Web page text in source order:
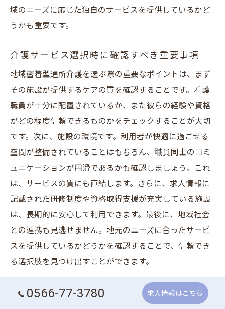
域のニーズに応じた独自のサービスを提供しているかど
うかも重要です。
介護サービス選択時に確認すべき重要事項
地域密着型通所介護を選ぶ際の重要なポイントは、まず
その施設が提供するケアの質を確認することです。看護
職員が十分に配置されているか、また彼らの経験や資格
がどの程度信頼できるものかをチェックすることが大切
です。次に、施設の環境です。利用者が快適に過ごせる
空間が整備されていることはもちろん、職員同士のコミ
ュニケーションが円滑であるかも確認しましょう。これ
は、サービスの質にも直結します。さらに、求人情報に
記載された研修制度や資格取得支援が充実している施設
は、長期的に安心して利用できます。最後に、地域社会
との連携も見逃せません。地元のニーズに合ったサービ
スを提供しているかどうかを確認することで、信頼でき
る選択肢を見つけ出すことができます。
高品質の通所介護を提供する施設の特徴
0566-77-3780 求人情報はこちら